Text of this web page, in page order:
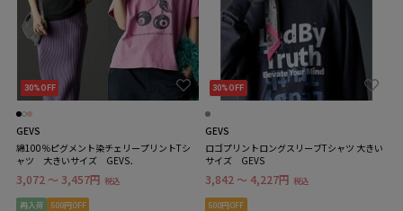
30%OFF
GEVS
綿100％ピグメント染チェリープリントTシ
ャツ 大きいサイズ GEVS．
3,072 ～ 3,457円 税込
再入荷 500円OFF
30%OFF
GEVS
ロゴプリントロングスリーブTシャツ 大きい
サイズ GEVS
3,842 ～ 4,227円 税込
500円OFF